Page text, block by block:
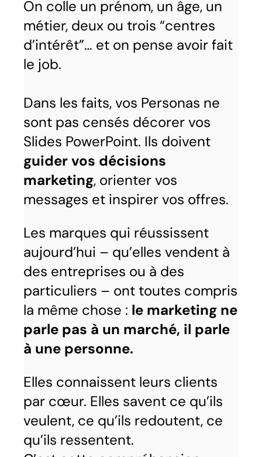
On colle un prénom, un âge, un
métier, deux ou trois “centres
d’intérêt”… et on pense avoir fait
le job.
Dans les faits, vos Personas ne
sont pas censés décorer vos
Slides PowerPoint. Ils doivent
guider vos décisions
marketing, orienter vos
messages et inspirer vos offres.
Les marques qui réussissent
aujourd’hui – qu’elles vendent à
des entreprises ou à des
particuliers – ont toutes compris
la même chose : le marketing ne
parle pas à un marché, il parle
à une personne.
Elles connaissent leurs clients
par cœur. Elles savent ce qu’ils
veulent, ce qu’ils redoutent, ce
qu’ils ressentent.